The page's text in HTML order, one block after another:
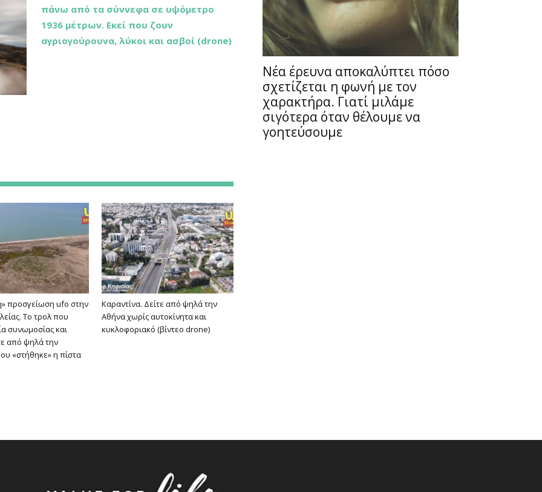
πάνω από τα σύννεφα σε υψόμετρο
1936 μέτρων. Εκεί που ζουν
αγριογούρουνα, λύκοι και ασβοί (drone)
προσγείωση ufo στην
Το τρολ που
συνωμοσίας και
από ψηλά την
«στήθηκε» η πίστα
Καραντίνα. Δείτε από ψηλά την
Aθήνα χωρίς αυτοκίνητα και
κυκλοφοριακό (βίντεο drone)
Νέα έρευνα αποκαλύπτει πόσο
σχετίζεται η φωνή με τον
χαρακτήρα. Γιατί μιλάμε
σιγότερα όταν θέλουμε να
γοητεύσουμε